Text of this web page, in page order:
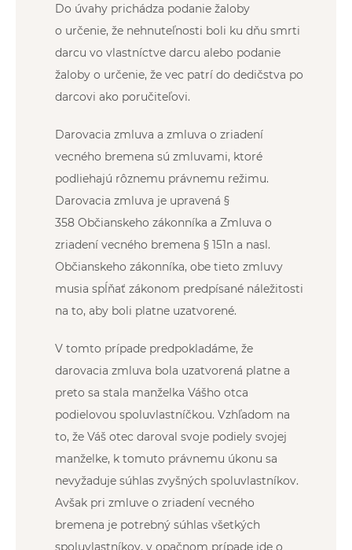
Do úvahy prichádza podanie žaloby
o určenie, že nehnuteľnosti boli ku dňu smrti
darcu vo vlastníctve darcu alebo podanie
žaloby o určenie, že vec patrí do dedičstva po
darcovi ako poručiteľovi.
Darovacia zmluva a zmluva o zriadení
vecného bremena sú zmluvami, ktoré
podliehajú rôznemu právnemu režimu.
Darovacia zmluva je upravená §
358 Občianskeho zákonníka a Zmluva o
zriadení vecného bremena § 151n a nasl.
Občianskeho zákonníka, obe tieto zmluvy
musia spĺňať zákonom predpísané náležitosti
na to, aby boli platne uzatvorené.
V tomto prípade predpokladáme, že
darovacia zmluva bola uzatvorená platne a
preto sa stala manželka Vášho otca
podielovou spoluvlastníčkou. Vzhľadom na
to, že Váš otec daroval svoje podiely svojej
manželke, k tomuto právnemu úkonu sa
nevyžaduje súhlas zvyšných spoluvlastníkov.
Avšak pri zmluve o zriadení vecného
bremena je potrebný súhlas všetkých
spoluvlastníkov, v opačnom prípade ide o